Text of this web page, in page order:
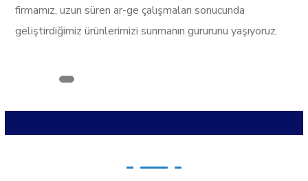
firmamız, uzun süren ar-ge çalışmaları sonucunda
geliştirdiğimiz ürünlerimizi sunmanın gururunu yaşıyoruz.